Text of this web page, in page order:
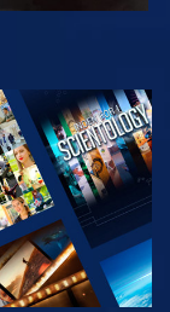
UDFORSK
SERIEN